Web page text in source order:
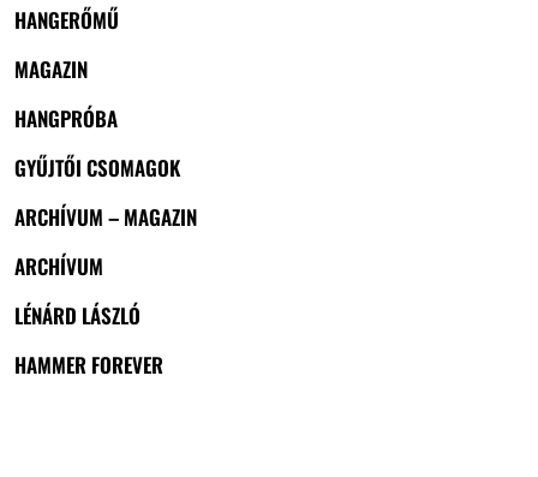
HANGERŐMŰ
MAGAZIN
HANGPRÓBA
GYŰJTŐI CSOMAGOK
ARCHÍVUM – MAGAZIN
ARCHÍVUM
LÉNÁRD LÁSZLÓ
HAMMER FOREVER